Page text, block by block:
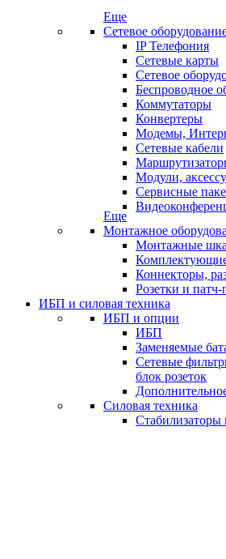
Еще
Сетевое
IP Телефония
Сетевые карты
Сетевое
Беспроводное
Коммутаторы
Конвертеры
Модемы,
Сетевые кабели
Модули,
Сервисные
Еще
Монтажное
Монтажные
Коннекторы,
Розетки и патч-
ИБП и силовая техника
ИБП и опции
ИБП
Заменяемые
Сетевые
блок розеток
Силовая техника
Стабилизаторы